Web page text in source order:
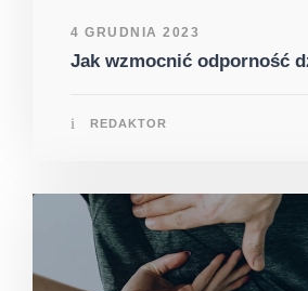
4 GRUDNIA 2023
Jak wzmocnić odporność
REDAKTOR